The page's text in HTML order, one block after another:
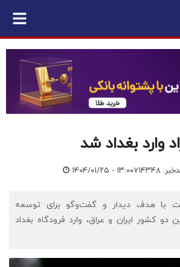
وارد بغداد شد
۷۱۴۳۴۸ ۱۴۰۴/۰۱/۲۵ - ۱۳:۰۰
با هدف دیدار و گفت‌وگو برای توسعه
دو کشور ایران و عراق، وارد فرودگاه بغداد